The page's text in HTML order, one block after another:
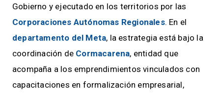
Gobierno y ejecutado en los territorios por las
Corporaciones Autónomas Regionales. En el
departamento del Meta, la estrategia está bajo la
coordinación de Cormacarena, entidad que
acompaña a los emprendimientos vinculados con
capacitaciones en formalización empresarial,